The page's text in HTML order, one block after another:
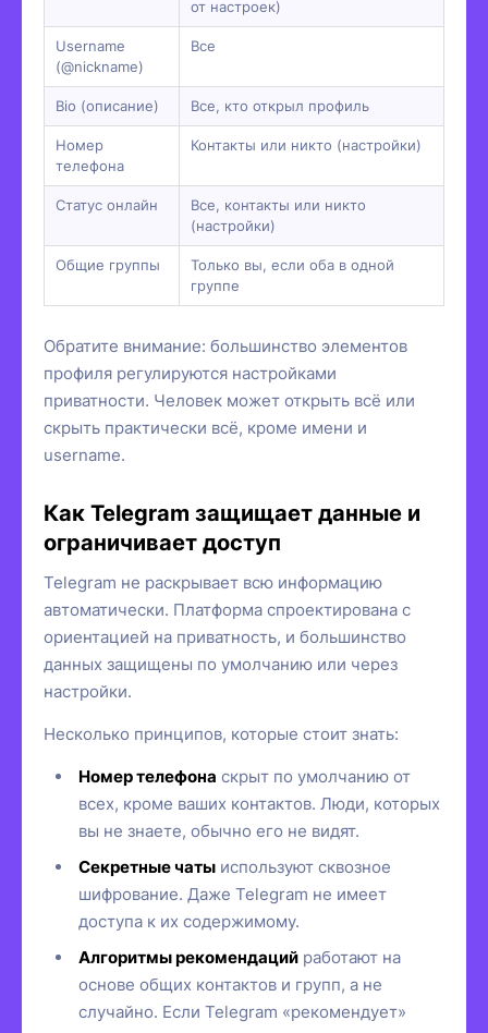
от настроек)
Username
(@nickname)
Все
Bio (описание) Все, кто открыл профиль
Номер
телефона
Контакты или никто (настройки)
Статус онлайн
Все, контакты или никто
(настройки)
Общие группы
Только вы, если оба в одной
группе
Обратите внимание: большинство элементов
профиля регулируются настройками
приватности. Человек может открыть всё или
скрыть практически всё, кроме имени и
username.
Как Telegram защищает данные и
ограничивает доступ
Telegram не раскрывает всю информацию
автоматически. Платформа спроектирована с
ориентацией на приватность, и большинство
данных защищены по умолчанию или через
настройки.
Несколько принципов, которые стоит знать:
Номер телефона скрыт по умолчанию от
всех, кроме ваших контактов. Люди, которых
вы не знаете, обычно его не видят.
Секретные чаты используют сквозное
шифрование. Даже Telegram не имеет
доступа к их содержимому.
Алгоритмы рекомендаций работают на
основе общих контактов и групп, а не
случайно. Если Telegram «рекомендует»